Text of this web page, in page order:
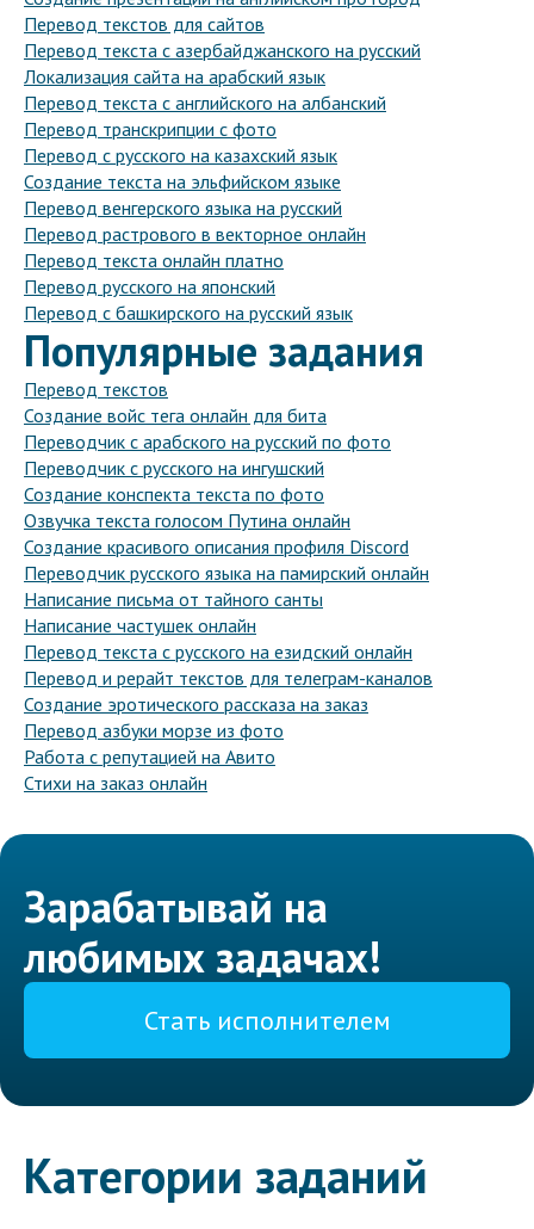
Перевод текстов для сайтов
Перевод текста с азербайджанского на русский
Локализация сайта на арабский язык
Перевод текста с английского на албанский
Перевод транскрипции с фото
Перевод с русского на казахский язык
Создание текста на эльфийском языке
Перевод венгерского языка на русский
Перевод растрового в векторное онлайн
Перевод текста онлайн платно
Перевод русского на японский
Перевод с башкирского на русский язык
Популярные задания
Перевод текстов
Создание войс тега онлайн для бита
Переводчик с арабского на русский по фото
Переводчик с русского на ингушский
Создание конспекта текста по фото
Озвучка текста голосом Путина онлайн
Создание красивого описания профиля Discord
Переводчик русского языка на памирский онлайн
Написание письма от тайного санты
Написание частушек онлайн
Перевод текста с русского на езидский онлайн
Перевод и рерайт текстов для телеграм-каналов
Создание эротического рассказа на заказ
Перевод азбуки морзе из фото
Работа с репутацией на Авито
Стихи на заказ онлайн
Зарабатывай на
любимых задачах!
Стать исполнителем
Категории заданий